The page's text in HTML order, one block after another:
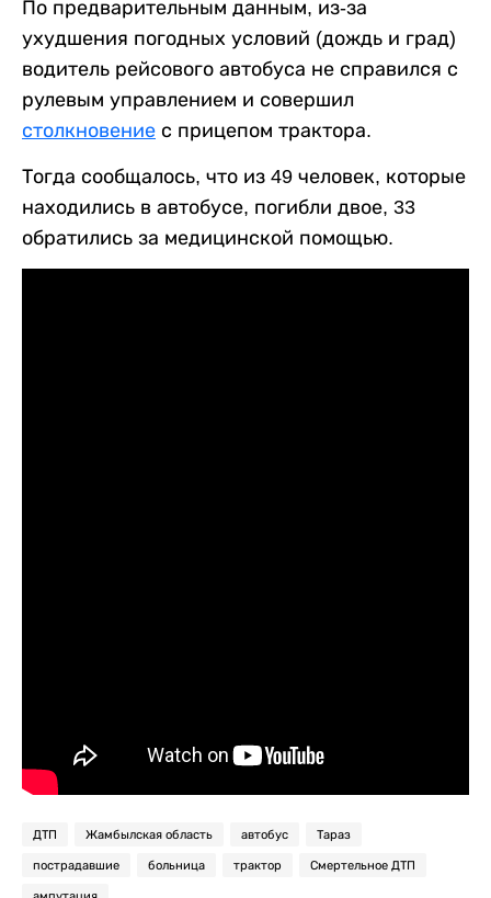
По предварительным данным, из-за
ухудшения погодных условий (дождь и град)
водитель рейсового автобуса не справился с
рулевым управлением и совершил
столкновение с прицепом трактора.
Тогда сообщалось, что из 49 человек, которые
находились в автобусе, погибли двое, 33
обратились за медицинской помощью.
ДТП Жамбылская область автобус Тараз
пострадавшие больница трактор Смертельное ДТП